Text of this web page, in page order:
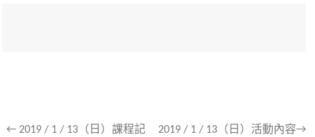
文
← 2019 / 1 / 13（日）課程記
2019 / 1 / 13（日）活動內容→